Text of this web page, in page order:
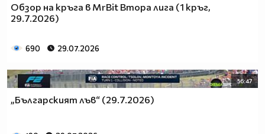
Обзор на кръга в MrBit Втора лига (1 кръг,
29.7.2026)
690 29.07.2026
56:47
„Българският лъв“ (29.7.2026)